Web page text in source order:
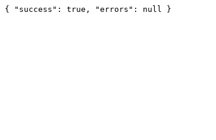
{ "success": true, "errors": null }